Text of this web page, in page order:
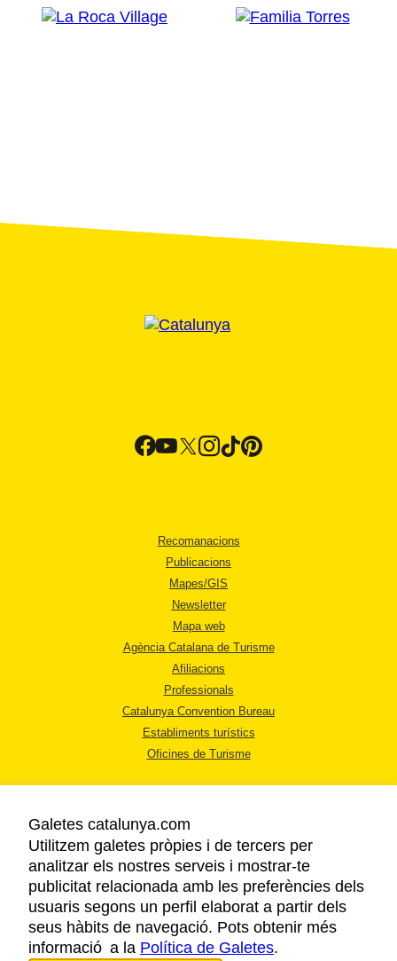
Recomanacions
Publicacions
Mapes/GIS
Newsletter
Mapa web
Agència Catalana de Turisme
Afiliacions
Professionals
Catalunya Convention Bureau
Establiments turístics
Oficines de Turisme
AVÍS LEGAL
POLÍTICA DE PRIVACITAT
COOKIES
ACCESSIBILITAT
Galetes catalunya.com
Utilitzem galetes pròpies i de tercers per
analitzar els nostres serveis i mostrar-te
publicitat relacionada amb les preferències dels
usuaris segons un perfil elaborat a partir dels
seus hàbits de navegació. Pots obtenir més
informació a la Política de Galetes.